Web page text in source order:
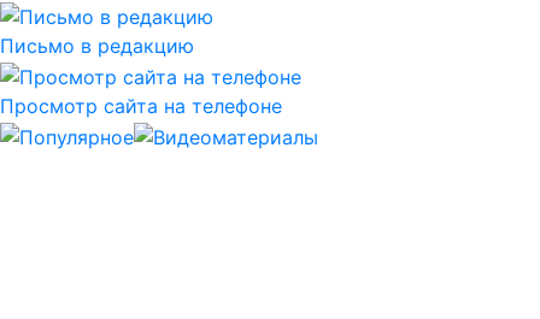
Письмо в редакцию
Просмотр сайта на телефоне